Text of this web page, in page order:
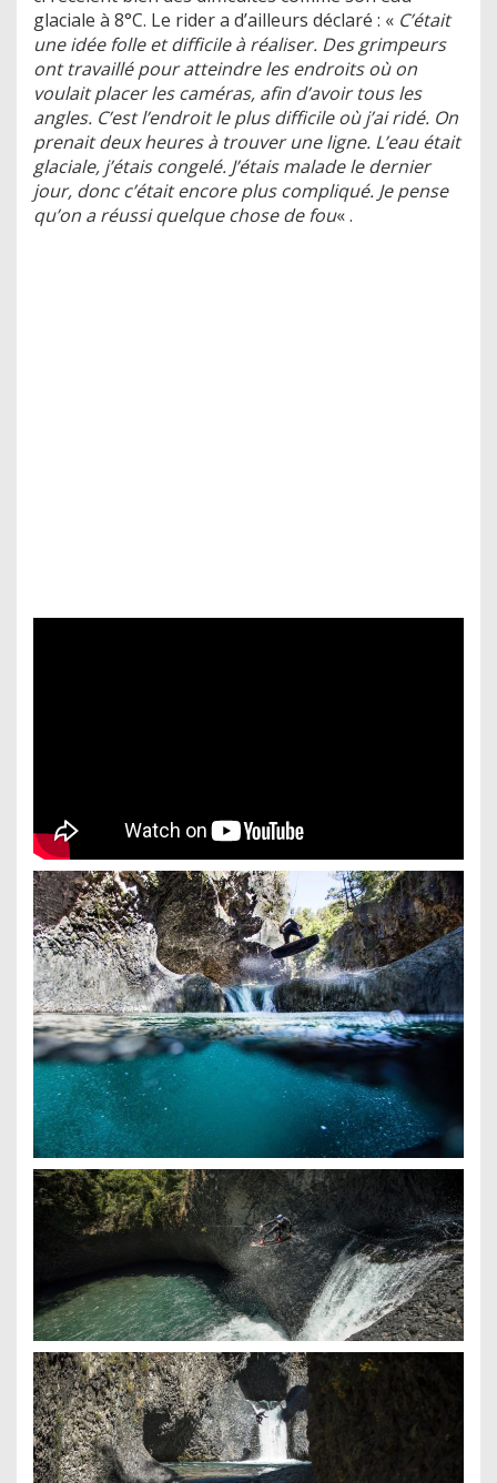
glaciale à 8°C. Le rider a d’ailleurs déclaré : « C’était
une idée folle et difficile à réaliser. Des grimpeurs
ont travaillé pour atteindre les endroits où on
voulait placer les caméras, afin d’avoir tous les
angles. C’est l’endroit le plus difficile où j’ai ridé. On
prenait deux heures à trouver une ligne. L’eau était
glaciale, j’étais congelé. J’étais malade le dernier
jour, donc c’était encore plus compliqué. Je pense
qu’on a réussi quelque chose de fou« .